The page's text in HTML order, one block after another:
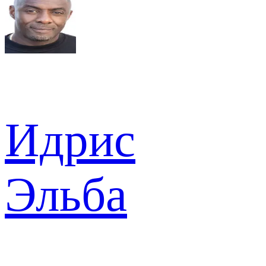
Идрис
Эльба